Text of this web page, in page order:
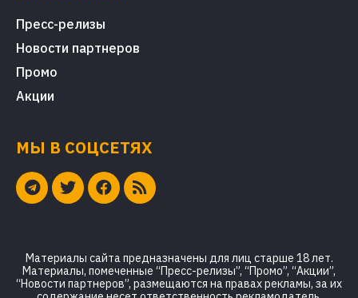
Пресс-релизы
Новости партнеров
Промо
Акции
МЫ В СОЦСЕТЯХ
Материалы сайта предназначены для лиц старше 18 лет.
Материалы, помеченные “Пресс-релизы”, “Промо”, “Акции”,
“Новости партнеров”, размещаются на правах рекламы, за их